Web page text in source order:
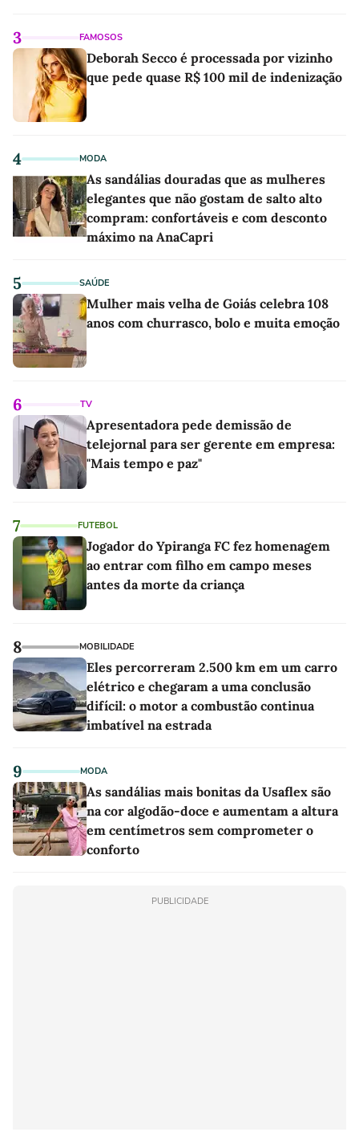
3 FAMOSOS
Deborah Secco é processada por vizinho
que pede quase R$ 100 mil de indenização
4 MODA
As sandálias douradas que as mulheres
elegantes que não gostam de salto alto
compram: confortáveis e com desconto
máximo na AnaCapri
5 SAÚDE
Mulher mais velha de Goiás celebra 108
anos com churrasco, bolo e muita emoção
6 TV
Apresentadora pede demissão de
telejornal para ser gerente em empresa:
"Mais tempo e paz"
7 FUTEBOL
Jogador do Ypiranga FC fez homenagem
ao entrar com filho em campo meses
antes da morte da criança
8 MOBILIDADE
Eles percorreram 2.500 km em um carro
elétrico e chegaram a uma conclusão
difícil: o motor a combustão continua
imbatível na estrada
9 MODA
As sandálias mais bonitas da Usaflex são
na cor algodão-doce e aumentam a altura
em centímetros sem comprometer o
conforto
PUBLICIDADE